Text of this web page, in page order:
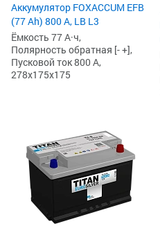
Аккумулятор FOXACCUM EFB
(77 Ah) 800 А, LB L3
Ёмкость 77 А·ч,
Полярность обратная [- +],
Пусковой ток 800 А,
278x175x175